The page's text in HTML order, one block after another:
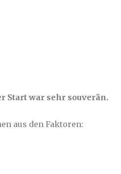
Start war sehr souverän.
aus den Faktoren: